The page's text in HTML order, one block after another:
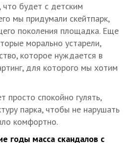
будет с детским
мы придумали скейтпарк,
поколения площадка. Еще
морально устарели,
которое нуждается в
для которого мы хотим
просто спокойно гулять,
парка, чтобы не нарушать
комфортно.
годы масса скандалов с